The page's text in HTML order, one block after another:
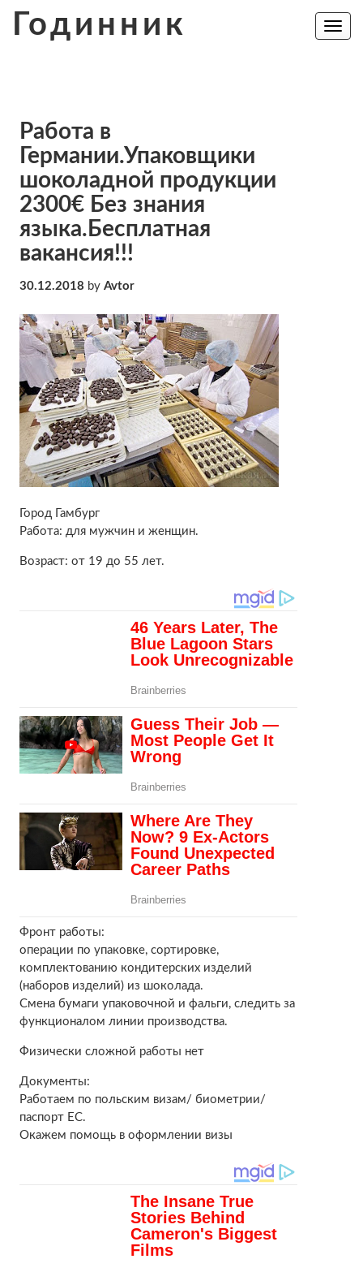
Годинник
Toggle
Работа в
Германии.Упаковщики
шоколадной продукции
2300€ Без знания
языка.Бесплатная
вакансия!!!
30.12.2018 by Avtor
Город Гамбург
Работа: для мужчин и женщин.
Возраст: от 19 до 55 лет.
Фронт работы:
операции по упаковке, сортировке,
комплектованию кондитерских изделий
(наборов изделий) из шоколада.
Смена бумаги упаковочной и фальги, следить за
функционалом линии производства.
Физически сложной работы нет
Документы:
Работаем по польским визам/ биометрии/
паспорт ЕС.
Окажем помощь в оформлении визы